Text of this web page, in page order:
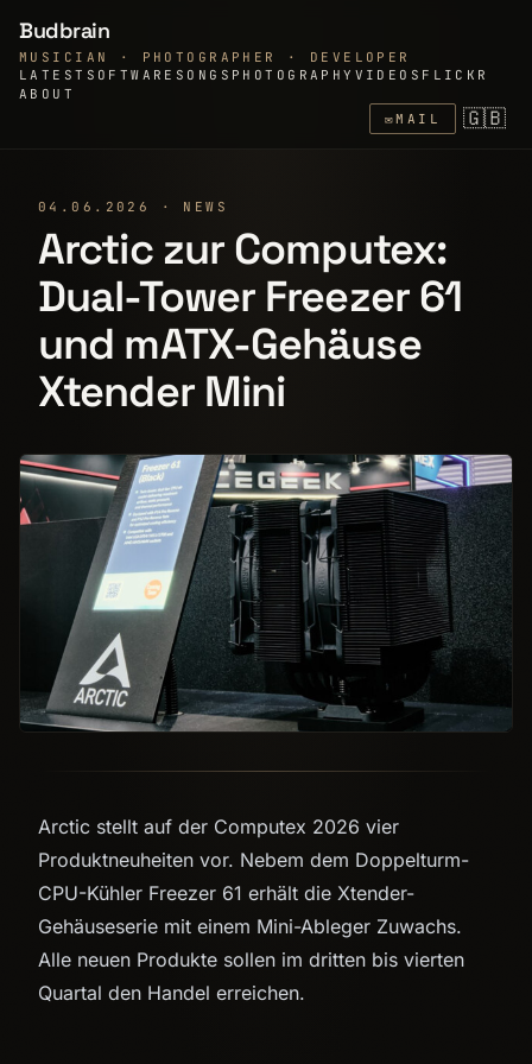
Budbrain
MUSICIAN · PHOTOGRAPHER · DEVELOPER
LATEST SOFTWARE SONGS PHOTOGRAPHY VIDEOS FLICKR
ABOUT
✉MAIL 🇬🇧
04.06.2026 · NEWS
Arctic zur Computex:
Dual-Tower Freezer 61
und mATX-Gehäuse
Xtender Mini
Arctic stellt auf der Computex 2026 vier
Produktneuheiten vor. Nebem dem Doppelturm-
CPU-Kühler Freezer 61 erhält die Xtender-
Gehäuseserie mit einem Mini-Ableger Zuwachs.
Alle neuen Produkte sollen im dritten bis vierten
Quartal den Handel erreichen.